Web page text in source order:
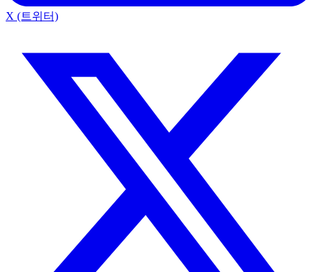
X (트위터)